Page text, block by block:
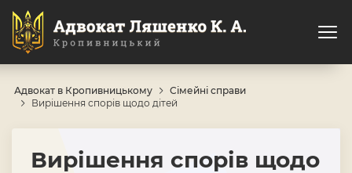
Адвокат в Кропивницькому
Сімейні справи
Вирішення спорів щодо дітей
Вирішення спорів щодо